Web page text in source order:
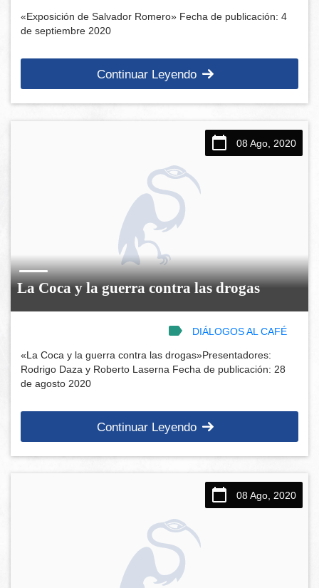
«Exposición de Salvador Romero» Fecha de publicación: 4
de septiembre 2020
Continuar Leyendo
08 Ago, 2020
La Coca y la guerra contra las drogas
DIÁLOGOS AL CAFÉ
«La Coca y la guerra contra las drogas»Presentadores:
Rodrigo Daza y Roberto Laserna Fecha de publicación: 28
de agosto 2020
Continuar Leyendo
08 Ago, 2020